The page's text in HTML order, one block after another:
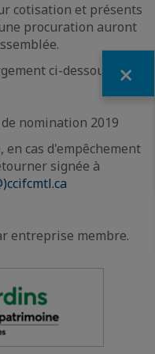
cotisation et présents
procuration auront
ci-dessous :
nomination 2019
cas d'empêchement
signée à
entreprise membre.